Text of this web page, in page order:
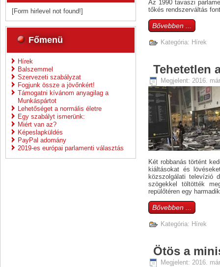
[Form hirlevel not found!]
Főmenü
Hírek
Balszemmel
Szervezeti szabályzat
Fogjunk össze a jövőnkért!
Támogatni kívánom anyagilag a
Munkáspártot
Lehetőséget a normális életre
Egy szabályt ismerünk:
Miért van az?
Képeslapküldés
PayPal adomány
2019-es európai parlamenti választás
Az 1990 tavaszi
tőkés rendszerváltás
Bővebben ...
Kategória: Hírek
Tehetetlen
Megjelent: 2016.
Két robbanás történt
kiáltásokat és
közszolgálati televízió
szögekkel töltötték
repülőtéren egy
Bővebben ...
Kategória: Hírek
Ötös a
Megjelent: 2016.